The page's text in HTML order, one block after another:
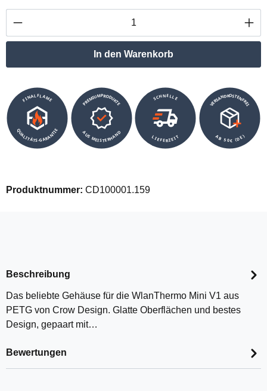
Produkt Anzahl: Gib den gewünschten
In den Warenkorb
FINALFLAME
QUALITÄTS-GARANTIE
PREMIUMPRODUKTE
AUS MEISTERHAND
SCHNELLE
LIEFERZEIT
VERSANDKOSTENFREI
AB 50€ (DE)
Produktnummer: CD100001.159
Beschreibung
Das beliebte Gehäuse für die WlanThermo Mini V1 aus
PETG von Crow Design. Glatte Oberflächen und bestes
Design, gepaart mit…
Bewertungen